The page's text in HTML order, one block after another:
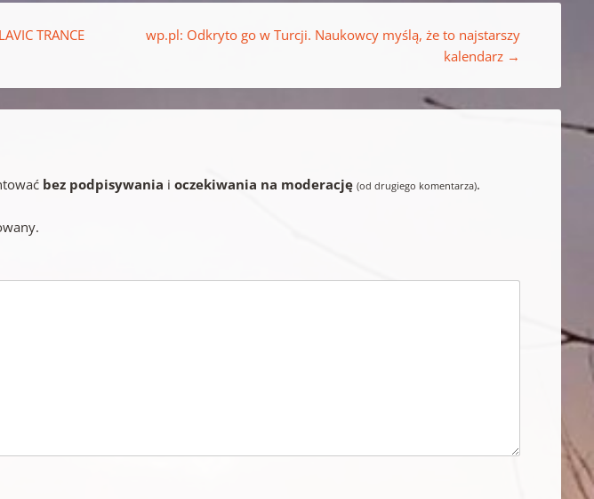
TRANCE
wp.pl: Odkryto go w Turcji. Naukowcy myślą, że to najstarszy
kalendarz →
bez podpisywania ioczekiwania na moderację (od drugiego komentarza).